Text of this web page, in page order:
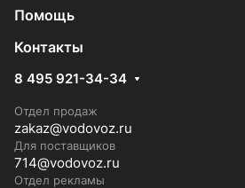
Помощь
Контакты
8 495 921-34-34
Отдел продаж
zakaz@vodovoz.ru
Для поставщиков
714@vodovoz.ru
Отдел рекламы